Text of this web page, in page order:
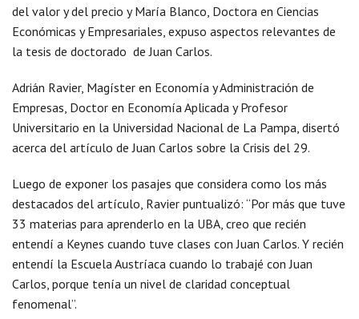
del valor y del precio y María Blanco, Doctora en Ciencias
Económicas y Empresariales, expuso aspectos relevantes de
la tesis de doctorado de Juan Carlos.
Adrián Ravier, Magíster en Economía y Administración de
Empresas, Doctor en Economía Aplicada y Profesor
Universitario en la Universidad Nacional de La Pampa, disertó
acerca del artículo de Juan Carlos sobre la Crisis del 29.
Luego de exponer los pasajes que considera como los más
destacados del artículo, Ravier puntualizó: “Por más que tuve
33 materias para aprenderlo en la UBA, creo que recién
entendí a Keynes cuando tuve clases con Juan Carlos. Y recién
entendí la Escuela Austríaca cuando lo trabajé con Juan
Carlos, porque tenía un nivel de claridad conceptual
fenomenal”.